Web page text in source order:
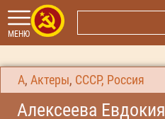
МЕНЮ
А, Актеры, СССР, Россия
Алексеева Евдокия